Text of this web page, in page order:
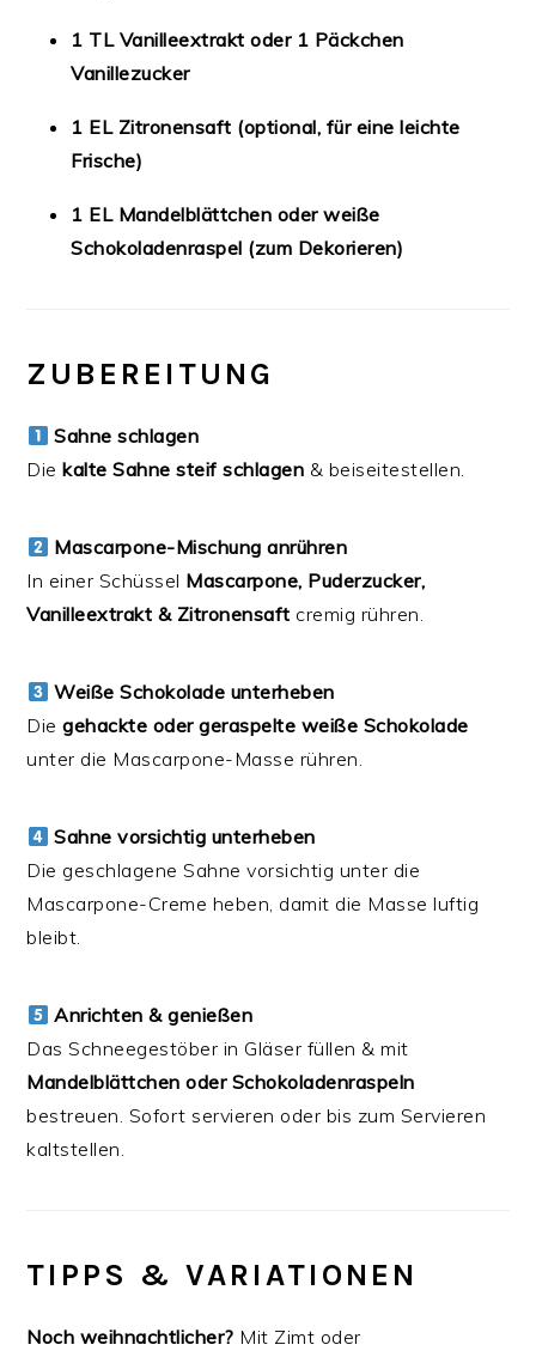
1 TL Vanilleextrakt oder 1 Päckchen
Vanillezucker
1 EL Zitronensaft (optional, für eine leichte
Frische)
1 EL Mandelblättchen oder weiße
Schokoladenraspel (zum Dekorieren)
ZUBEREITUNG
Sahne schlagen
Diekalte Sahne steif schlagen & beiseitestellen.
Mascarpone-Mischung anrühren
In einer Schüssel Mascarpone, Puderzucker,
Vanilleextrakt & Zitronensaft cremig rühren.
Weiße Schokolade unterheben
Diegehackte oder geraspelte weiße Schokolade
unter die Mascarpone-Masse rühren.
Sahne vorsichtig unterheben
Die geschlagene Sahne vorsichtig unter die
Mascarpone-Creme heben, damit die Masse luftig
bleibt.
Anrichten & genießen
Das Schneegestöber in Gläser füllen & mit
Mandelblättchen oder Schokoladenraspeln
bestreuen. Sofort servieren oder bis zum Servieren
kaltstellen.
TIPPS & VARIATIONEN
Noch weihnachtlicher? Mit Zimt oder